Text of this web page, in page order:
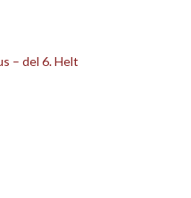
– del 6. Helt